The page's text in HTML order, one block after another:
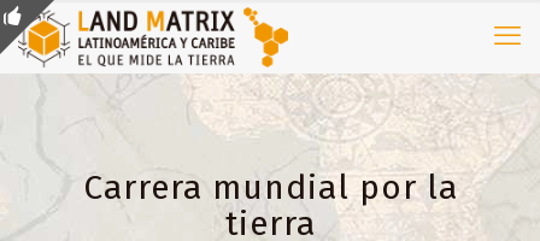
Carrera mundial por la
tierra